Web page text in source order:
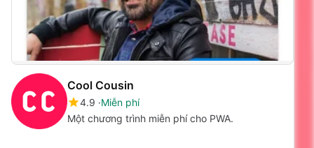
Cool Cousin
4.9 Miễn phí
Một chương trình miễn phí cho PWA.